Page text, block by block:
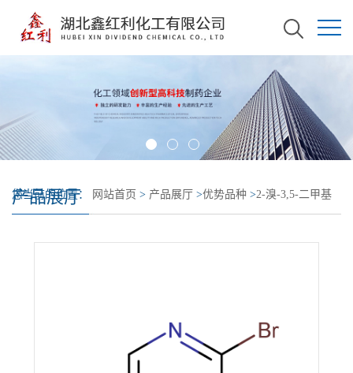
产品展厅
您当前的位置： 网站首页 > 产品展厅 >优势品种 >2-溴-3,5-二甲基